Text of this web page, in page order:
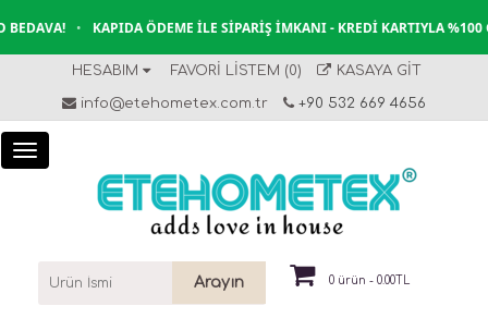
• KAPIDA ÖDEME İLE SIPARIŞ İMKANI - KREDI KARTIYLA %100
HESABIM FAVORI LISTEM (0) KASAYA GIT
info@etehometex.com.tr +90 532 669 4656
Arayın 0 ürün - 0.00TL